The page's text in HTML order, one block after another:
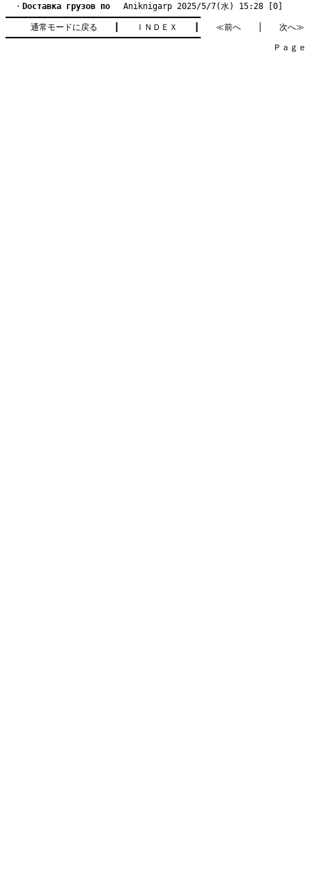
・ Dоставка грузов по Aniknigarp 2025/5/7(水) 15:28 [0]
━━━━━━━━━━━━━━━━━━━━━━━━━━━━━━━━━━━━━━━━
通常モードに戻る
ＩＮＤＥＸ ≪前へ
次へ≫
━━━━━━━━━━━━━━━━━━━━━━━━━━━━━━━━━━━━━━━━
Ｐａｇｅ